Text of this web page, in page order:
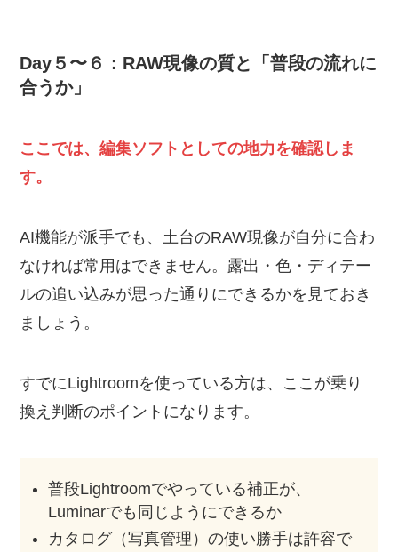
Day５〜６：RAW現像の質と「普段の流れに
合うか」
ここでは、編集ソフトとしての地力を確認しま
す。
AI機能が派手でも、土台のRAW現像が自分に合わ
なければ常用はできません。露出・色・ディテー
ルの追い込みが思った通りにできるかを見ておき
ましょう。
すでにLightroomを使っている方は、ここが乗り
換え判断のポイントになります。
普段Lightroomでやっている補正が、
Luminarでも同じようにできるか
カタログ（写真管理）の使い勝手は許容で